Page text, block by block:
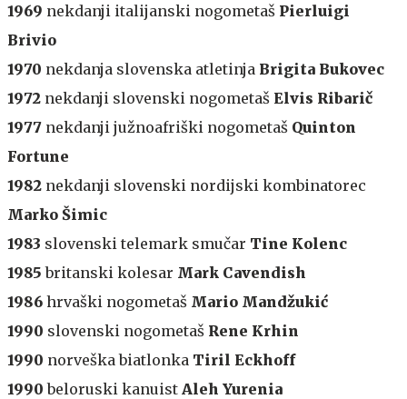
1969 nekdanji italijanski nogometaš Pierluigi
Brivio
1970 nekdanja slovenska atletinja Brigita Bukovec
1972 nekdanji slovenski nogometaš Elvis Ribarič
1977 nekdanji južnoafriški nogometaš Quinton
Fortune
1982 nekdanji slovenski nordijski kombinatorec
Marko Šimic
1983 slovenski telemark smučar Tine Kolenc
1985britanski kolesar Mark Cavendish
1986 hrvaški nogometaš Mario Mandžukić
1990 slovenski nogometaš Rene Krhin
1990 norveška biatlonka Tiril Eckhoff
1990beloruski kanuist Aleh Yurenia